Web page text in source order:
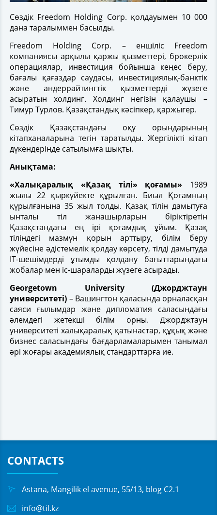
Сөздік Freedom Holding Corp. қолдауымен 10 000
дана таралыммен басылды.
Freedom Holding Corp. – еншіліс Freedom
компаниясы арқылы қаржы қызметтері, брокерлік
операциялар, инвестиция бойынша кеңес беру,
бағалы қағаздар саудасы, инвестициялық-банктік
және андеррайтингтік қызметтерді жүзеге
асыратын холдинг. Холдинг негізін қалаушы –
Тимур Турлов. Қазақстандық кәсіпкер, қаржыгер.
Сөздік Қазақстандағы оқу орындарының
кітапханаларына тегін таратылды. Жергілікті кітап
дүкендерінде сатылымға шықты.
Анықтама:
«Халықаралық «Қазақ тілі» қоғамы» 1989
жылы 22 қыркүйекте құрылған. Биыл Қоғамның
құрылғанына 35 жыл толды. Қазақ тілін дамытуға
ынталы тіл жанашырларын біріктіретін
Қазақстандағы ең ірі қоғамдық ұйым. Қазақ
тіліндегі мазмұн қорын арттыру, білім беру
жүйесіне әдістемелік қолдау көрсету, тілді дамытуда
IT-шешімдерді ұтымды қолдану бағыттарындағы
жобалар мен іс-шараларды жүзеге асырады.
Georgetown University (Джорджтаун
университеті) – Вашингтон қаласында орналасқан
саяси ғылымдар және дипломатия саласындағы
әлемдегі жетекші білім орны. Джорджтаун
университеті халықаралық қатынастар, құқық және
бизнес саласындағы бағдарламаларымен танымал
әрі жоғары академиялық стандарттарға ие.
CONTACTS
Astana, Mangilik el avenue, 55/13, blog C2.1
info@til.kz